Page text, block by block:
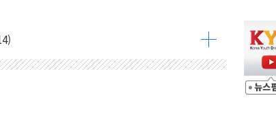
온 양식장 복구·지원 '총력'
보'...경북도, 호우 피해·통제구간 없어
민석 당대표 후보
에 승리...47.75% vs 42.08%